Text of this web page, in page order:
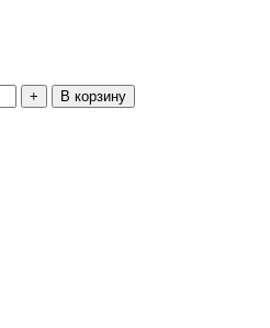
+ В корзину